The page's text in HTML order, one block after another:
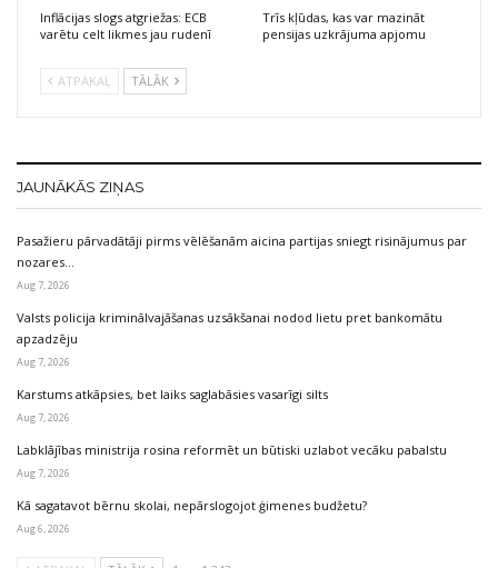
Inflācijas slogs atgriežas: ECB
varētu celt likmes jau rudenī
Trīs kļūdas, kas var mazināt
pensijas uzkrājuma apjomu
ATPAKAĻ TĀLĀK
JAUNĀKĀS ZIŅAS
Pasažieru pārvadātāji pirms vēlēšanām aicina partijas sniegt risinājumus par
nozares…
Aug 7, 2026
Valsts policija kriminālvajāšanas uzsākšanai nodod lietu pret bankomātu
apzadzēju
Aug 7, 2026
Karstums atkāpsies, bet laiks saglabāsies vasarīgi silts
Aug 7, 2026
Labklājības ministrija rosina reformēt un būtiski uzlabot vecāku pabalstu
Aug 7, 2026
Kā sagatavot bērnu skolai, nepārslogojot ģimenes budžetu?
Aug 6, 2026